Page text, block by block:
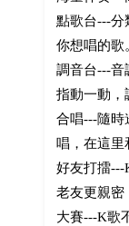
點歌台---分
你想唱的歌
調音台---音
指動一動，
合唱---隨時
唱，在這里
好友打擂---
老友更親密
大賽---K歌